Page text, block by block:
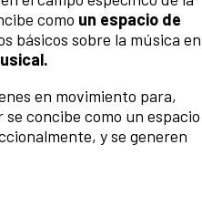
como un espacio de
básicos sobre la música en
en movimiento para,
concibe como un espacio
y se generen